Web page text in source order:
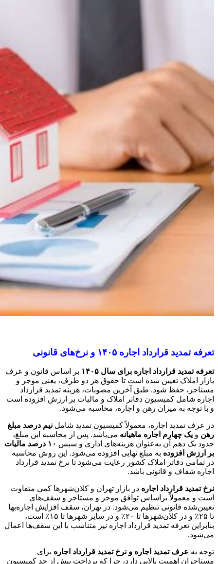
تعرفه تمدید قرارداد اجاره ۱۴۰۵ و نرخ‌های قانونی
تعرفه تمدید قرارداد اجاره برای سال ۱۴۰۵
بر اساس قانون و عرف
بازار املاک تعیین شده است تا حقوق هر دو طرف، یعنی موجر و
مستاجر، حفظ شود. طبق آخرین مصوبات، هزینه تمدید قرارداد
اجاره شامل کمیسیون دفاتر املاک و مالیات بر ارزش افزوده است
و با توجه به میزان رهن و اجاره، محاسبه می‌شود.
در عرف تمدید اجاره، معمولاً کمیسیون تمدید شامل نیم درصد مبلغ
رهن و یک چهارم اجاره ماهیانه می‌باشد. پس از محاسبه این مبلغ،
حدود یک دهم آن به‌عنوان هزینه‌های اداری و سپس
۱۰ درصد مالیات
بر ارزش افزوده به مبلغ نهایی افزوده می‌شود. این روش محاسبه
در تمامی دفاتر املاک کشور رعایت می‌شود تا نرخ تمدید قرارداد
اجاره شفاف و قانونی باشد.
نرخ تمدید قرارداد اجاره در بازار تهران و کلان‌شهرها کمی متفاوت
است و معمولاً براساس توافق موجر و مستاجر و سقف‌های
تعیین‌شده قانونی تنظیم می‌شود. در تهران، سقف افزایش اجاره‌بها
تا ۲۵٪ و در کلان‌شهرها تا ۲۰٪ و در سایر شهرها تا ۱۵٪ است،
بنابراین تعرفه تمدید قرارداد اجاره نیز متناسب با این سقف‌ها اعمال
می‌شود.
توجه به عرف تمدید اجاره و نرخ تمدید قرارداد اجاره برای
مستاجران اهمیت بالایی دارد، چرا که پرداخت بیش از حد کمیسیون